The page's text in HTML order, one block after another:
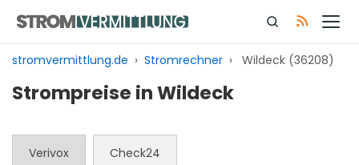
Inhalt
springen
stromvermittlung.de › Stromrechner › Wildeck (36208)
Strompreise in Wildeck
Verivox Check24